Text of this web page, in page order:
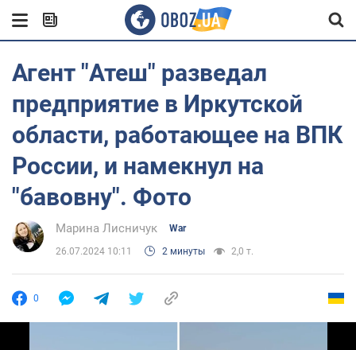
Агент "Атеш" разведал
предприятие в Иркутской
области, работающее на ВПК
России, и намекнул на
"бавовну". Фото
Марина Лисничук War
26.07.2024 10:11 2 минуты 2,0 т.
0